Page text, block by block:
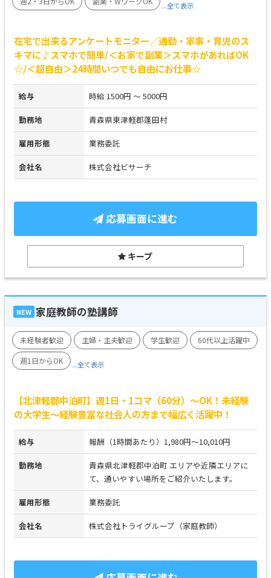
...全て表示
在宅で出来るアンケートモニター／通勤・家事・育児のス
キマに♪スマホで簡単/＜お家で副業＞スマホがあればOK
☆/＜超自由＞24時間いつでも自由にお仕事☆
給与 時給 1500円 ～ 5000円
勤務地 青森県東津軽郡蓬田村
雇用形態 業務委託
会社名 株式会社ビサーチ
応募画面に進む
キープ
NEW 家庭教師の塾講師
未経験者歓迎 主婦・主夫歓迎 学生歓迎
60代以上活躍中
週1日からOK
...全て表示
【北津軽郡中泊町】週1日・1コマ（60分）～OK！未経験
の大学生～経験豊富な社会人の方まで幅広く活躍中！
給与 報酬（1時間あたり）1,980円～10,010円
勤務地
青森県北津軽郡中泊町 エリアや近隣エリアに
て、通いやすい場所をご紹介いたします。
雇用形態 業務委託
会社名 株式会社トライグループ（家庭教師）